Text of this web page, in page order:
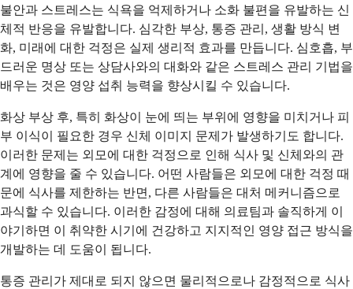
불안과 스트레스는 식욕을 억제하거나 소화 불편을 유발하는 신
체적 반응을 유발합니다. 심각한 부상, 통증 관리, 생활 방식 변
화, 미래에 대한 걱정은 실제 생리적 효과를 만듭니다. 심호흡, 부
드러운 명상 또는 상담사와의 대화와 같은 스트레스 관리 기법을
배우는 것은 영양 섭취 능력을 향상시킬 수 있습니다.
화상 부상 후, 특히 화상이 눈에 띄는 부위에 영향을 미치거나 피
부 이식이 필요한 경우 신체 이미지 문제가 발생하기도 합니다.
이러한 문제는 외모에 대한 걱정으로 인해 식사 및 신체와의 관
계에 영향을 줄 수 있습니다. 어떤 사람들은 외모에 대한 걱정 때
문에 식사를 제한하는 반면, 다른 사람들은 대처 메커니즘으로
과식할 수 있습니다. 이러한 감정에 대해 의료팀과 솔직하게 이
야기하면 이 취약한 시기에 건강하고 지지적인 영양 접근 방식을
개발하는 데 도움이 됩니다.
통증 관리가 제대로 되지 않으면 물리적으로나 감정적으로 식사